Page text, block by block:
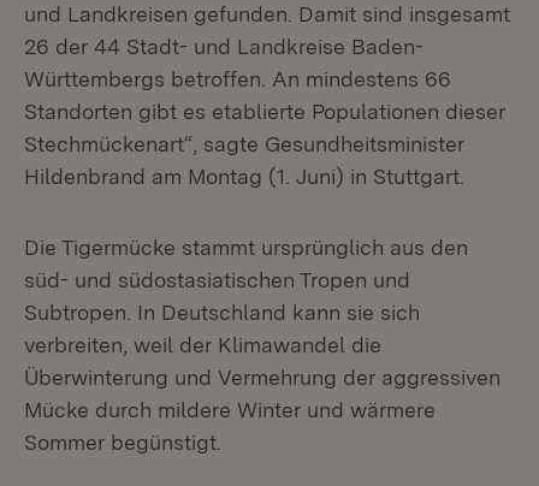
und Landkreisen gefunden. Damit sind insgesamt
26 der 44 Stadt- und Landkreise Baden-
Württembergs betroffen. An mindestens 66
Standorten gibt es etablierte Populationen dieser
Stechmückenart“, sagte Gesundheitsminister
Hildenbrand am Montag (1. Juni) in Stuttgart.
Die Tigermücke stammt ursprünglich aus den
süd- und südostasiatischen Tropen und
Subtropen. In Deutschland kann sie sich
verbreiten, weil der Klimawandel die
Überwinterung und Vermehrung der aggressiven
Mücke durch mildere Winter und wärmere
Sommer begünstigt.